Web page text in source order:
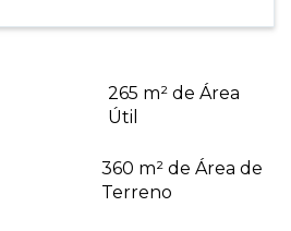
265 m² de Área
Útil
360 m² de Área de
Terreno